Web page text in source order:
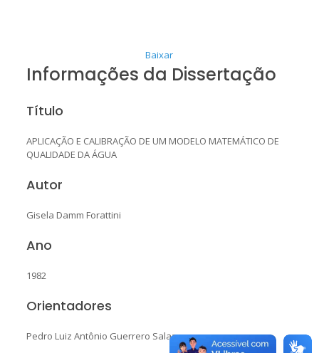
Baixar
Informações da Dissertação
Título
APLICAÇÃO E CALIBRAÇÃO DE UM MODELO MATEMÁTICO DE
QUALIDADE DA ÁGUA
Autor
Gisela Damm Forattini
Ano
1982
Orientadores
Pedro Luiz Antônio Guerrero Salazar